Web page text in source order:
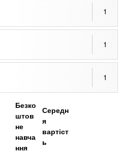
1
1
1
Безко
штов
не
навча
ння
Середн
я
вартіст
ь